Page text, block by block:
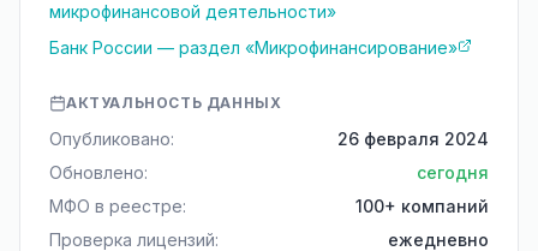
микрофинансовой деятельности»
Банк России — раздел «Микрофинансирование»
АКТУАЛЬНОСТЬ ДАННЫХ
Опубликовано:
26 февраля 2024
Обновлено:
сегодня
МФО в реестре:
100+ компаний
Проверка лицензий:
ежедневно